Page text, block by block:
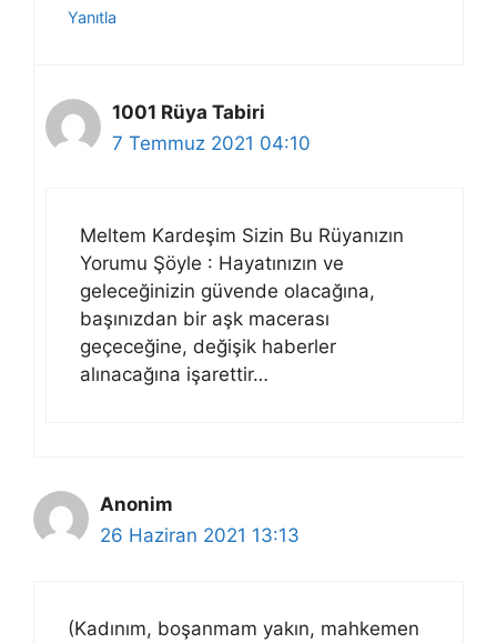
Yanıtla
1001 Rüya Tabiri
7 Temmuz 2021 04:10
Meltem Kardeşim Sizin Bu Rüyanızın
Yorumu Şöyle : Hayatınızın ve
geleceğinizin güvende olacağına,
başınızdan bir aşk macerası
geçeceğine, değişik haberler
alınacağına işarettir…
Anonim
26 Haziran 2021 13:13
(Kadınım, boşanmam yakın, mahkemen